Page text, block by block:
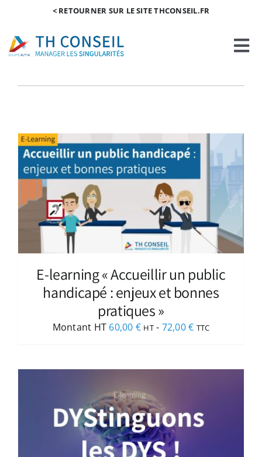
contenu
< RETOURNER SUR LE SITE THCONSEIL.FR
Panier
E-learning « Accueillir un public
handicapé : enjeux et bonnes
pratiques »
Montant HT 60,00 € HT- 72,00€ TTC